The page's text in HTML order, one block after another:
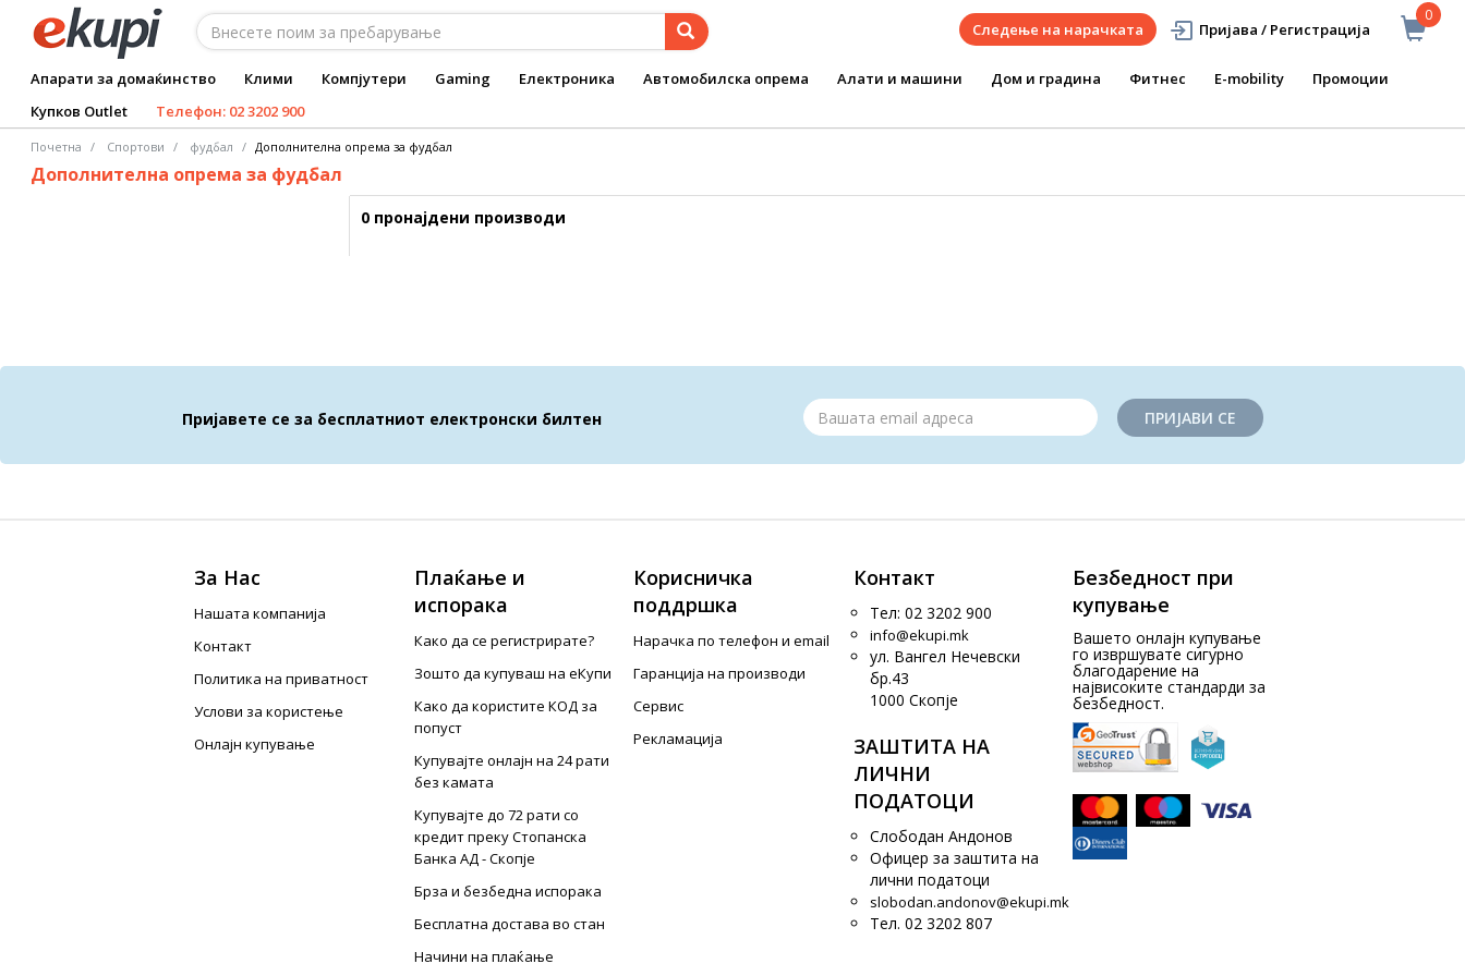
0
Следење на нарачката Пријава / Регистрација
Апарати за домаќинство Клими Компјутери Gaming Електроника Автомобилска опрема Алати и машини Дом и градина Фитнес E-mobility
Промоции
Купков Outlet
Телефон: 02 3202 900
Почетна Спортови фудбал Дополнителна опрема за фудбал
Дополнителна опрема за фудбал
0 пронајдени производи
Пријавете се за бесплатниот електронски билтен ПРИЈАВИ СЕ
За Нас
Нашата компанија
Контакт
Политика на приватност
Услови за користење
Онлајн купување
Плаќање и
испорака
Како да се регистрирате?
Зошто да купуваш на еКупи
Како да користите КОД за
попуст
Купувајте онлајн на 24 рати
без камата
Купувајте до 72 рати со
кредит преку Стопанска
Банка АД - Скопје
Брза и безбедна испорака
Бесплатна достава во стан
Начини на плаќање
Корисничка
поддршка
Нарачка по телефон и еmail
Гаранција на производи
Сервис
Рекламација
Контакт
Тел: 02 3202 900
info@ekupi.mk
ул. Вангел Нечевски
бр.43
1000 Скопје
ЗАШТИТА НА
ЛИЧНИ
ПОДАТОЦИ
Слободан Андонов
Офицер за заштита на
лични податоци
slobodan.andonov@ekupi.mk
Тел. 02 3202 807
Безбедност при
купување
Вашето онлајн купување
го извршувате сигурно
благодарение на
највисоките стандарди за
безбедност.